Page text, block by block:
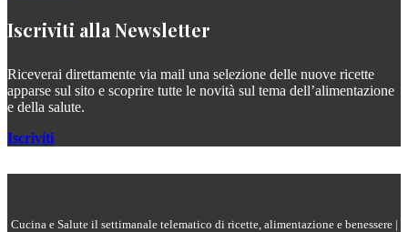
Iscriviti alla Newsletter
Riceverai direttamente via mail una selezione delle nuove ricette
apparse sul sito e scoprire tutte le novità sul tema dell’alimentazione
e della salute.
Iscriviti
Cucina e Salute il settimanale telematico di ricette, alimentazione e benessere |